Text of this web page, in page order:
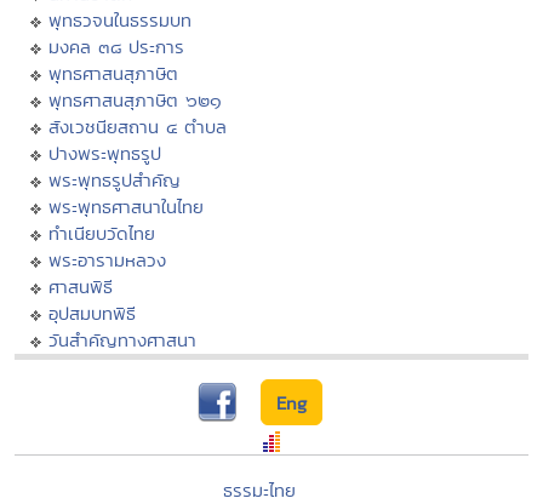
พุทธวจนในธรรมบท
มงคล ๓๘ ประการ
พุทธศาสนสุภาษิต
พุทธศาสนสุภาษิต ๖๒๑
สังเวชนียสถาน ๔ ตำบล
ปางพระพุทธรูป
พระพุทธรูปสำคัญ
พระพุทธศาสนาในไทย
ทำเนียบวัดไทย
พระอารามหลวง
ศาสนพิธี
อุปสมบทพิธี
วันสำคัญทางศาสนา
Eng
ธรรมะไทย